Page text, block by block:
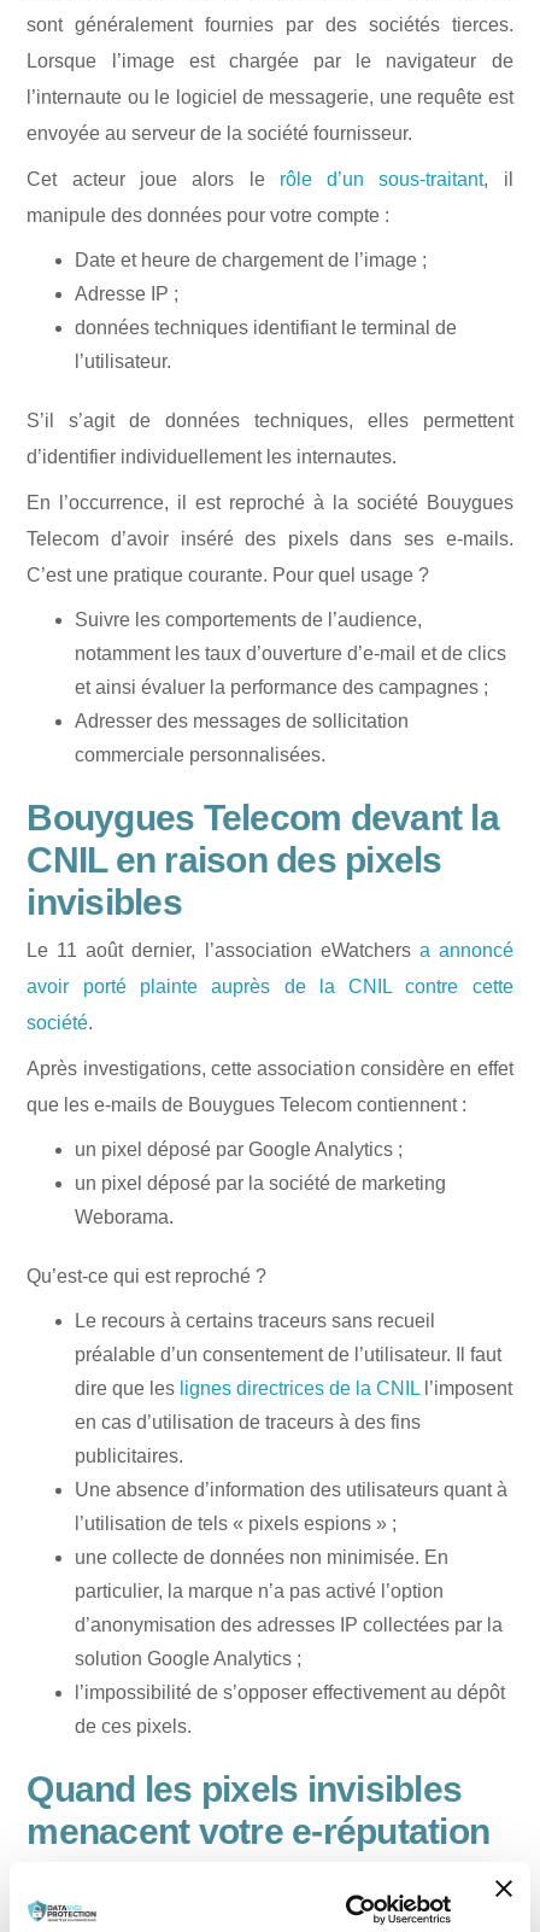
sont généralement fournies par des sociétés tierces.
Lorsque l’image est chargée par le navigateur de
l’internaute ou le logiciel de messagerie, une requête est
envoyée au serveur de la société fournisseur.
Cet acteur joue alors le rôle d’un sous-traitant, il
manipule des données pour votre compte :
Date et heure de chargement de l’image ;
Adresse IP ;
données techniques identifiant le terminal de
l’utilisateur.
S’il s’agit de données techniques, elles permettent
d’identifier individuellement les internautes.
En l’occurrence, il est reproché à la société Bouygues
Telecom d’avoir inséré des pixels dans ses e-mails.
C’est une pratique courante. Pour quel usage ?
Suivre les comportements de l’audience,
notamment les taux d’ouverture d’e-mail et de clics
et ainsi évaluer la performance des campagnes ;
Adresser des messages de sollicitation
commerciale personnalisées.
Bouygues Telecom devant la
CNIL en raison des pixels
invisibles
Le 11 août dernier, l’association eWatchers a annoncé
avoir porté plainte auprès de la CNIL contre cette
société.
Après investigations, cette association considère en effet
que les e-mails de Bouygues Telecom contiennent :
un pixel déposé par Google Analytics ;
un pixel déposé par la société de marketing
Weborama.
Qu’est-ce qui est reproché ?
Le recours à certains traceurs sans recueil
préalable d’un consentement de l’utilisateur. Il faut
dire que les lignes directrices de la CNIL l’imposent
en cas d’utilisation de traceurs à des fins
publicitaires.
Une absence d’information des utilisateurs quant à
l’utilisation de tels « pixels espions » ;
une collecte de données non minimisée. En
particulier, la marque n’a pas activé l’option
d’anonymisation des adresses IP collectées par la
solution Google Analytics ;
l’impossibilité de s’opposer effectivement au dépôt
de ces pixels.
Quand les pixels invisibles
menacent votre e-réputation
L’utilisation de pixels espions est en réalité un
détournement de la fonction d’affichage d’images dans